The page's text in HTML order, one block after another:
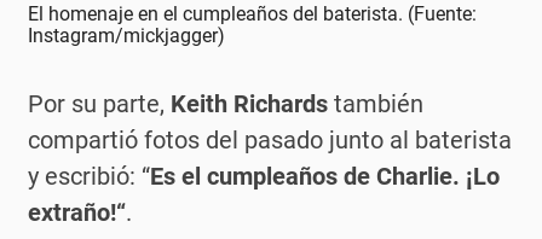
El homenaje en el cumpleaños del baterista. (Fuente:
Instagram/mickjagger)
Por su parte, Keith Richards también
compartió fotos del pasado junto al baterista
y escribió: “Es el cumpleaños de Charlie. ¡Lo
extraño!“.